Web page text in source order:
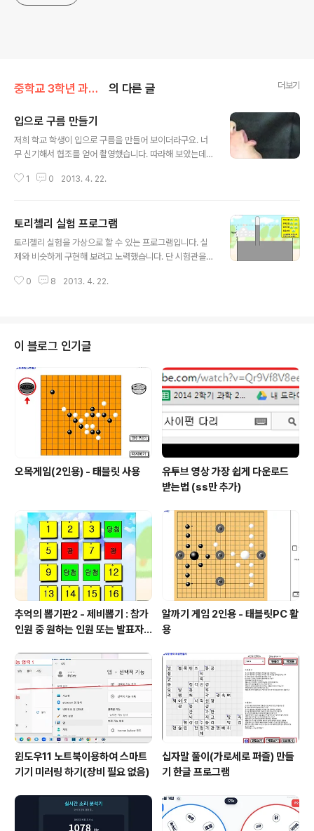
중학교 3학년 과학/2단원(기권과 날씨) 의 다른 글 더보기
입으로 구름 만들기
저희 학교 학생이 입으로 구름을 만들어 보이더라구요. 너
무 신기해서 협조를 얻어 촬영했습니다. 따라해 보았는데
도 막고 입안에서 강하게 압축하다가 가만히 입을 벌리면
부탁으로 얼굴은 모자이크 처리보다 심하게 까맣게 처리했
습니다.
1 0 2013. 4. 22.
토리첼리 실험 프로그램
토리첼리 실험을 가상으로 할 수 있는 프로그램입니다. 실
제와 비슷하게 구현해 보려고 노력했습니다. 단 시험관을
으로 밀고 들어와야 하는데 그것은 표현하지 못했습니다.
미합니다. 시험관안이 진공이 되지 않으면 수은기둥이 76
cm 올라갈 수 없습니다. 예를 들면 시험관 위쪽에 구멍을
뚧어 놓았다고 가정하면 시험관 위쪽으로 공기가 들어갈테
고 그러면 수은기둥은 수은표면까지 아래로 내려오게 될
것입니다. 실험을 하다 보면 (수은기둥을 완전히 꺼냈다가
넣으면 수은기둥이 올라오지 않습니다.) 수은기..
0 8 2013. 4. 22.
이 블로그 인기글
오목게임(2인용) - 태블릿 사용
유투브 영상 가장 쉽게 다운로드
받는법 (ss만 추가)
추억의 뽑기판2 - 제비뽑기 : 참가
인원 중 원하는 인원 또는 발표자
알까기 게임 2인용 - 태블릿PC 활
용
윈도우11 노트북이용하여 스마트
기기 미러링 하기(장비 필요 없음)
십자말 풀이(가로세로 퍼즐) 만들
기 한글 프로그램